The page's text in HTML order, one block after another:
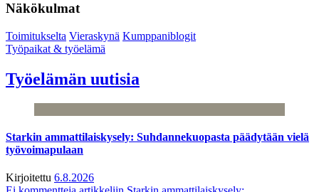
Näkökulmat
Toimitukselta Vieraskynä Kumppaniblogit
Työpaikat & työelämä
Työelämän uutisia
Starkin ammattilaiskysely: Suhdannekuopasta päädytään vielä
työvoimapulaan
Kirjoitettu 6.8.2026